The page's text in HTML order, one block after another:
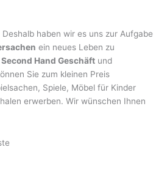
haben wir es uns zur Aufgabe
ein neues Leben zu
Hand Geschäft und
Sie zum kleinen Preis
Spiele, Möbel für Kinder
erwerben. Wir wünschen Ihnen